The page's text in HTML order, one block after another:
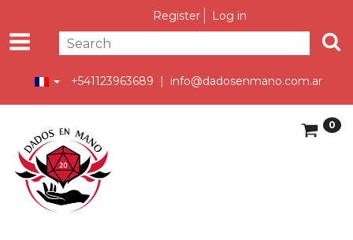
Register Log in
+541123963689 | info@dadosenmano.com.ar
0